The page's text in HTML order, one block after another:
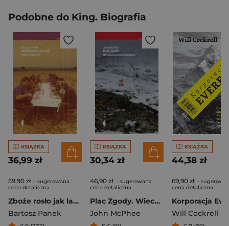
Podobne do King. Biografia
KSIĄŻKA
36,99 zł
59,90 zł - sugerowana
cena detaliczna
Zboże rosło jak las. Pamięć o pegeerach
Bartosz Panek
KSIĄŻKA
30,34 zł
46,90 zł - sugerowana
cena detaliczna
Plac Zgody. Wieczyście neutralna Szwajcaria
John McPhee
KSIĄŻKA
44,38 zł
69,90 zł -
cena detaliczna
Will Cockrell